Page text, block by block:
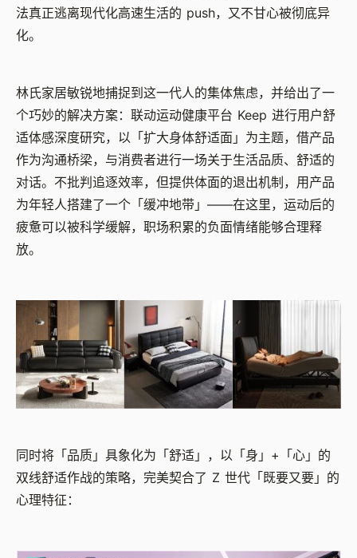
法真正逃离现代化高速生活的 push，又不甘心被彻底异
化。
林氏家居敏锐地捕捉到这一代人的集体焦虑，并给出了一
个巧妙的解决方案：联动运动健康平台 Keep 进行用户舒
适体感深度研究，以「扩大身体舒适面」为主题，借产品
作为沟通桥梁，与消费者进行一场关于生活品质、舒适的
对话。不批判追逐效率，但提供体面的退出机制，用产品
为年轻人搭建了一个「缓冲地带」——在这里，运动后的
疲惫可以被科学缓解，职场积累的负面情绪能够合理释
放。
同时将「品质」具象化为「舒适」，以「身」+「心」的
双线舒适作战的策略，完美契合了 Z 世代「既要又要」的
心理特征：